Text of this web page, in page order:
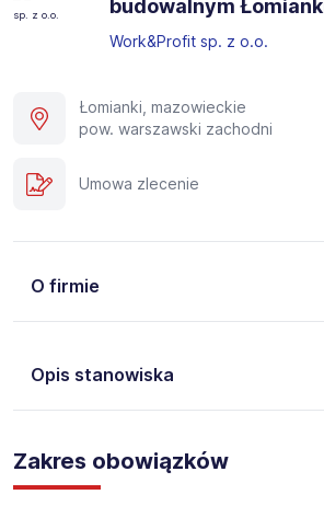
budowalnym
Work&Profit sp. z o.o.
Łomianki, mazowieckie
pow. warszawski zachodni
Umowa zlecenie
O firmie
Opis stanowiska
Pośrednictwa Pracy i Doradztwa
Profit jest obecnie jedną z największych
polskich agencji zatrudnienia. W ciągu
Zakres obowiązków